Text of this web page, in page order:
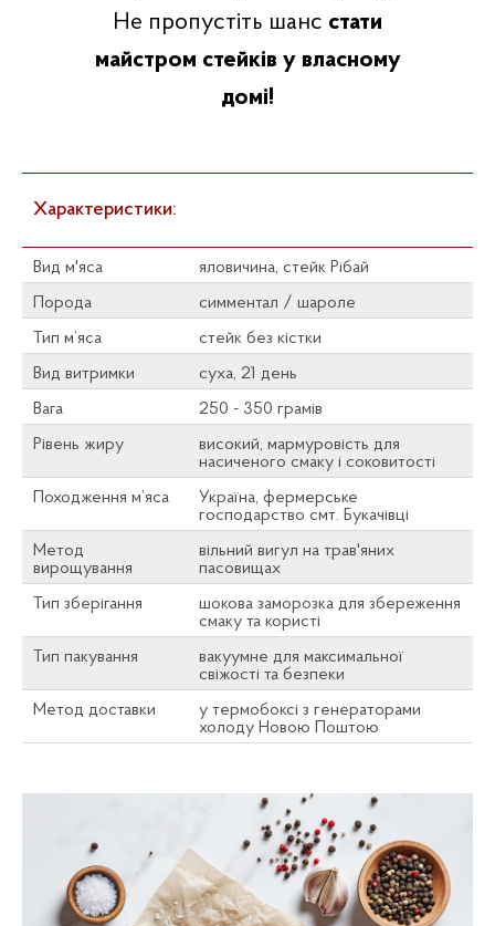
Не пропустіть шанс стати
майстром стейків у власному
домі!
Характеристики:
Вид м'яса
яловичина, стейк Рібай
Порода
симментал / шароле
Тип м’яса
стейк без кістки
Вид витримки
суха, 21 день
Вага
250 - 350 грамів
Рівень жиру
високий, мармуровість для
насиченого смаку і соковитості
Походження м’яса
Україна, фермерське
господарство смт. Букачівці
Метод
вирощування
вільний вигул на трав'яних
пасовищах
Тип зберігання
шокова заморозка для збереження
смаку та користі
Тип пакування
вакуумне для максимальної
свіжості та безпеки
Метод доставки
у термобоксі з генераторами
холоду Новою Поштою